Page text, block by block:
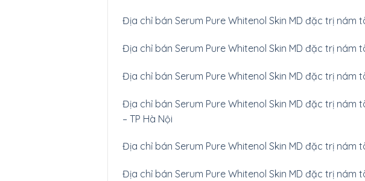
Địa chỉ bán Serum Pure Whitenol Skin MD đặc trị nám
Địa chỉ bán Serum Pure Whitenol Skin MD đặc trị nám
Địa chỉ bán Serum Pure Whitenol Skin MD đặc trị nám
Địa chỉ bán Serum Pure Whitenol Skin MD đặc trị nám
– TP Hà Nội
Địa chỉ bán Serum Pure Whitenol Skin MD đặc trị nám
Địa chỉ bán Serum Pure Whitenol Skin MD đặc trị nám